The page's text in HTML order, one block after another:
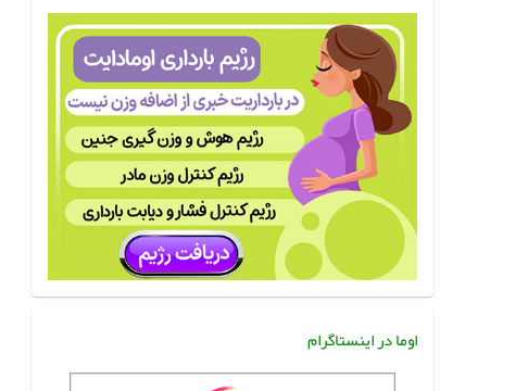
اوما در اینستاگرام